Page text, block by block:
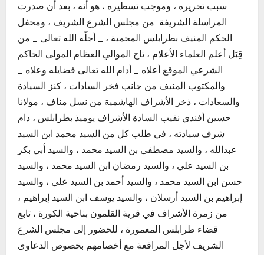
سبب تحريره ، وموجب تسطيره ، هو أنه ، بعد أن صدرت
المراسلة الشريفة من مجلس الشرع الشريف ، ومحفل
الحكم المنيف بطرابلس المحمية ، _ أجلّه الله تعالى _ من
قِبَل أعلم العلماء الأعلام ، تاج الموالي العظام المولى الحاكم
الشرعي الموقع أعلاه _ أدام الله تعالى فضايله وعلاه _
والمكتوب المنيف من جانب فخر السادات ، كنز السيادة
والسعادات ، ذخر الأشراف الهاشمية من نسل مناف ، مولانا
حسين أفندي نقيب السادة الأشراف يوميذ بطرابلس ، دام
شرف سيادته ، في طلب كل من السيد محمد ابن السيد
عبدالله ، والسيد مصطفى بن السيد محمد ، والسيد أبي بكر
بن السيد علي ، والسيد رمضان ابن السيد محمد ، والسيد
حسن ابن السيد محمد ، والسيد أحمد بن السيد علي ، والسيد
إبراهيم بن السيد أرسلان ، والسيد يوسف ابن السيد إبراهيم ،
من زمرة الأشراف في قرية القلمون بناحية الكورة ، تابع
قضاء طرابلس المعمورة ، للحضور إلى مجلس الشرع
الشريف لأجل المرافعة مع أخصامهم بخصوص الدعاوى